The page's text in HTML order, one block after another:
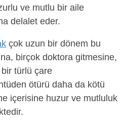
ve mutlu bir aile
delalet eder.
çok uzun bir dönem bu
birçok doktora gitmesine,
türlü çare
ötürü daha da kötü
içerisine huzur ve mutluluk